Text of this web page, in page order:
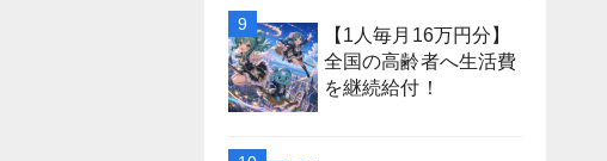
【1人毎月16万円分】
全国の高齢者へ生活費
を継続給付！